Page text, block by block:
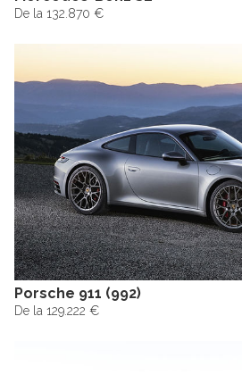
De la 132.870 €
Porsche 911 (992)
De la 129.222 €